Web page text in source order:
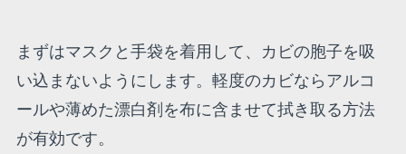
まずはマスクと手袋を着用して、カビの胞子を吸
い込まないようにします。軽度のカビならアルコ
ールや薄めた漂白剤を布に含ませて拭き取る方法
が有効です。